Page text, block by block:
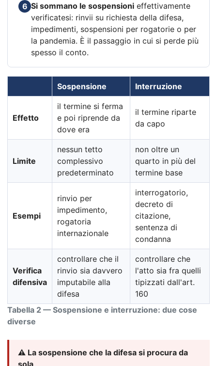
6 Si sommano le sospensioni effettivamente
verificatesi: rinvii su richiesta della difesa,
impedimenti, sospensioni per rogatorie o per
la pandemia. È il passaggio in cui si perde più
spesso il conto.
Tabella 2 — Sospensione e interruzione: due cose
diverse
Sospensione Interruzione
Effetto
il termine si ferma
e poi riprende da
dove era
il termine riparte
da capo
Limite
nessun tetto
complessivo
predeterminato
non oltre un
quarto in più del
termine base
Esempi
rinvio per
impedimento,
rogatoria
internazionale
interrogatorio,
decreto di
citazione,
sentenza di
condanna
Verifica
difensiva
controllare che il
rinvio sia davvero
imputabile alla
difesa
controllare che
l'atto sia fra quelli
tipizzati dall'art.
160
⚠️ La sospensione che la difesa si procura da
sola